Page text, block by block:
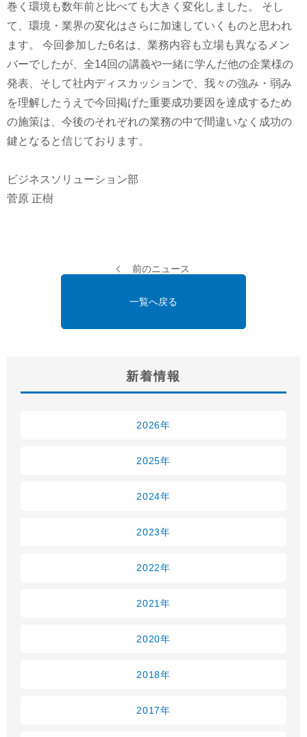
巻く環境も数年前と比べても大きく変化しました。 そし
て、環境・業界の変化はさらに加速していくものと思われ
ます。 今回参加した6名は、業務内容も立場も異なるメン
バーでしたが、全14回の講義や一緒に学んだ他の企業様の
発表、そして社内ディスカッションで、我々の強み・弱み
を理解したうえで今回掲げた重要成功要因を達成するため
の施策は、今後のそれぞれの業務の中で間違いなく成功の
鍵となると信じております。
ビジネスソリューション部
菅原 正樹
前のニュース
一覧へ戻る
新着情報
2026年
2025年
2024年
2023年
2022年
2021年
2020年
2018年
2017年